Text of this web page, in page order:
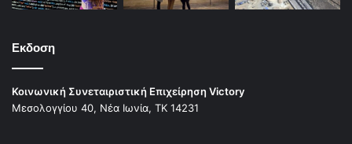
Εκδοση
Κοινωνική Συνεταιριστική Επιχείρηση Victory
Μεσολογγίου 40, Νέα Ιωνία, ΤΚ 14231